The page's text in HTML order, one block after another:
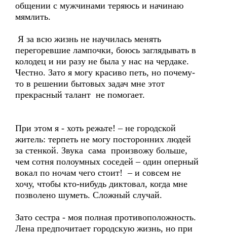
общении с мужчинами теряюсь и начинаю
мямлить.
Я за всю жизнь не научилась менять
перегоревшие лампочки, боюсь заглядывать в
колодец и ни разу не была у нас на чердаке.
Честно. Зато я могу красиво петь, но почему-
то в решении бытовых задач мне этот
прекрасный талант не помогает.
При этом я - хоть режьте! – не городской
житель: терпеть не могу посторонних людей
за стенкой. Звука сама произвожу больше,
чем сотня полоумных соседей – один оперный
вокал по ночам чего стоит! – и совсем не
хочу, чтобы кто-нибудь диктовал, когда мне
позволено шуметь. Сложный случай.
Зато сестра - моя полная противоположность.
Лена предпочитает городскую жизнь, но при